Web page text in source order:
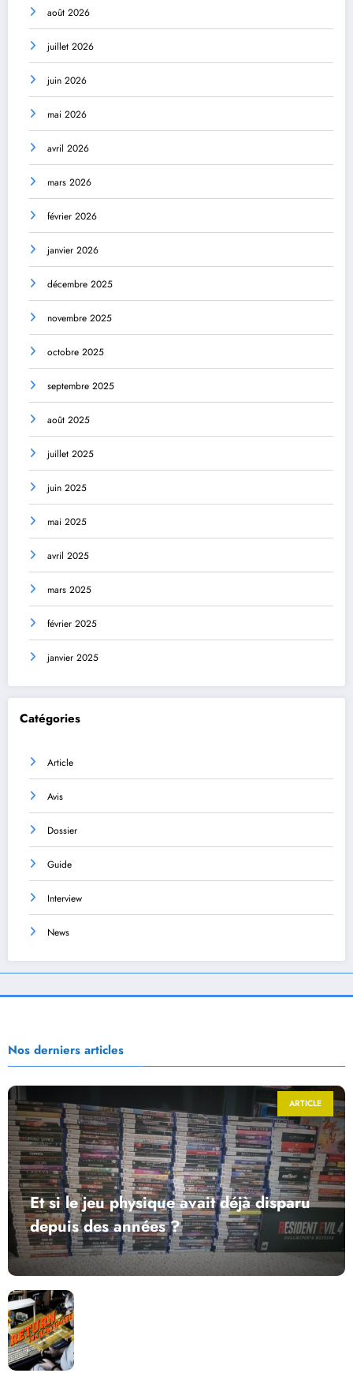
août 2026
juillet 2026
juin 2026
mai 2026
avril 2026
mars 2026
février 2026
janvier 2026
décembre 2025
novembre 2025
octobre 2025
septembre 2025
août 2025
juillet 2025
juin 2025
mai 2025
avril 2025
mars 2025
février 2025
janvier 2025
Catégories
Article
Avis
Dossier
Guide
Interview
News
Nos derniers articles
ARTICLE
Et si le jeu physique avait déjà disparu
depuis des années ?